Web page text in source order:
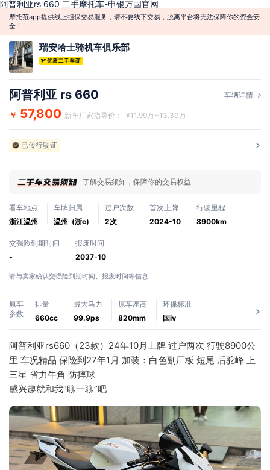
阿普利亚rs 660 二手摩托车-申银万国官网
摩托范app提供线上担保交易服务，请不要线下交易，脱离平台将无法保障你的资金安
全！
瑞安哈士骑机车俱乐部
阿普利亚 rs 660 车辆详情
￥ 57,800 新车厂家指导价： ¥11.99万~13.30万
已传行驶证
了解交易须知，保障你的交易权益
看车地点
浙江温州
车牌归属
温州 (浙c)
过户次数
2次
首次上牌
2024-10
行驶里程
8900km
交强险到期时间
-
报废时间
2037-10
请与卖家确认交强险到期时间、报废时间等信息
原车
参数
排量
660cc
最大马力
99.9ps
原车座高
820mm
环保标准
国ⅳ
阿普利亚rs660（23款）24年10月上牌 过户两次 行驶8900公
里 车况精品 保险到27年1月 加装：白色副厂板 短尾 后驼峰 上
三星 省力牛角 防摔球
感兴趣就和我“聊一聊”吧